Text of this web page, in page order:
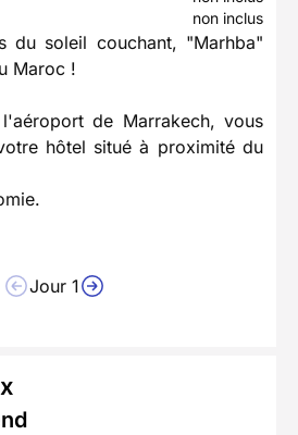
non inclus
du soleil couchant, "Marhba"
Maroc !
de Marrakech, vous
hôtel situé à proximité du
Jour 1